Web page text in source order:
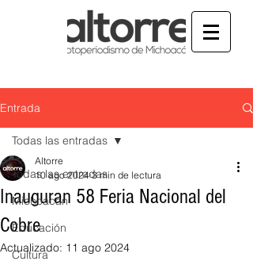
Entrada
Todas las entradas
Michoacán
Educación
Cultura
Todas las entradas
Inauguran 58 Feria Nacional del
Cobre
Altorre
10 ago 2024 3 min de lectura
Actualizado: 11 ago 2024